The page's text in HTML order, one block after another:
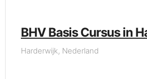
BHV Basis Cursus in
Harderwijk, Nederland